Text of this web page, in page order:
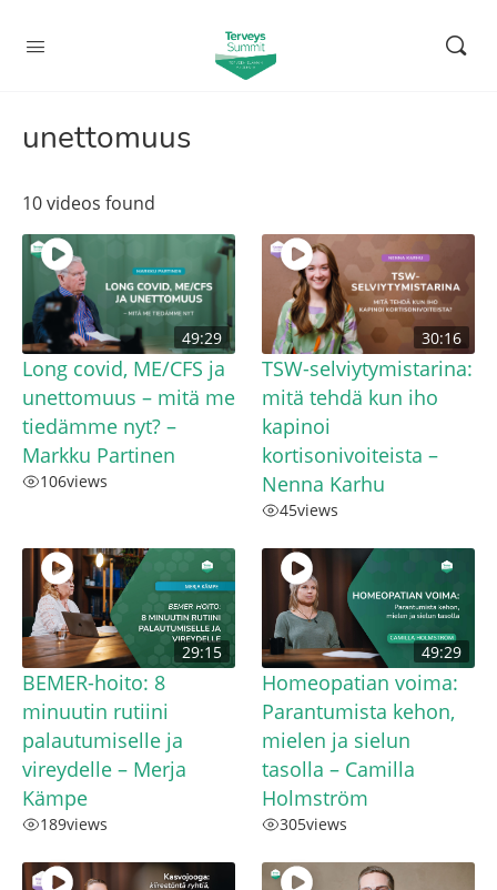
unettomuus
10 videos found
49:29
Long covid, ME/CFS ja
unettomuus – mitä me
tiedämme nyt? –
Markku Partinen
106views
30:16
TSW-selviytymistarina:
mitä tehdä kun iho
kapinoi
kortisonivoiteista –
Nenna Karhu
45views
29:15
BEMER-hoito: 8
minuutin rutiini
palautumiselle ja
vireydelle – Merja
Kämpe
189views
49:29
Homeopatian voima:
Parantumista kehon,
mielen ja sielun
tasolla – Camilla
Holmström
305views